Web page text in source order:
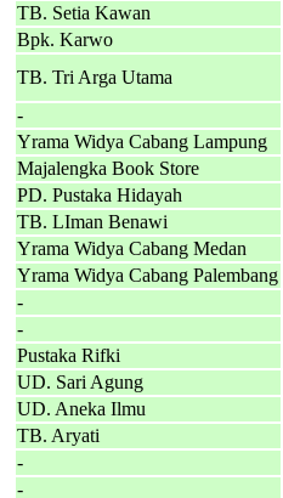
TB. Setia Kawan
Bpk. Karwo
TB. Tri Arga Utama
-
Yrama Widya Cabang Lampung
Majalengka Book Store
PD. Pustaka Hidayah
TB. LIman Benawi
Yrama Widya Cabang Medan
Yrama Widya Cabang Palembang
-
-
Pustaka Rifki
UD. Sari Agung
UD. Aneka Ilmu
TB. Aryati
-
-